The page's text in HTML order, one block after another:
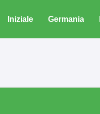
Iniziale Germania